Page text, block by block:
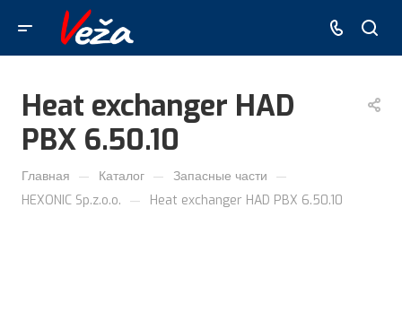
Heat exchanger HAD
PBX 6.50.10
Главная — Каталог — Запасные части —
HEXONIC Sp.z.o.o. — Heat exchanger HAD PBX 6.50.10